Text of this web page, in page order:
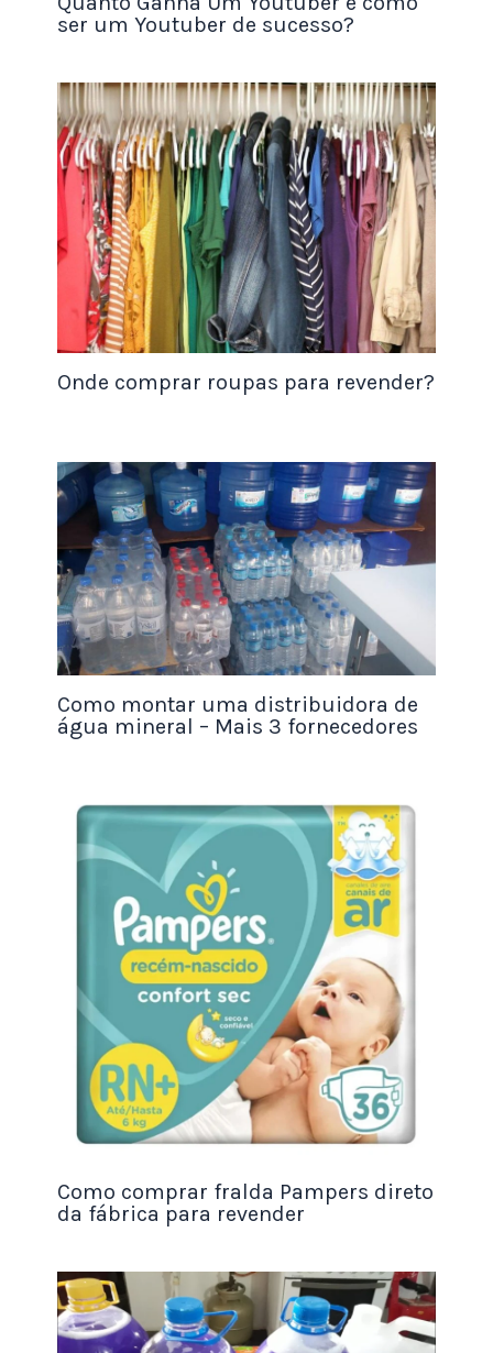
Os óculos de sol são itens populares,
principalmente em regiões com clima ensolarado.
óculos de soldurante determinadas épocas do
ano, como o verão, pode ser umaestratégia eficaz
Dessa forma, você atrai a atenção dos clientes
interessados em adquirir esse tipo de produto.
Além disso, é possível criar pacotes promocionais
proporcionando ainda mais vantagens aos
consumidores.
2. Programa de Indicação com Benefícios
ser uma excelente maneira de expandir sua base
de clientes.
Ao mesmo tempo, oferecer incentivos aos clientes
que indicam amigos e familiares para a sua ótica
gera uma conexão ainda mais forte com o
ser um Youtuber de sucesso?
Onde comprar roupas para revender?
Como montar uma distribuidora de
água mineral – Mais 3 fornecedores
Como comprar fralda Pampers direto
da fábrica para revender